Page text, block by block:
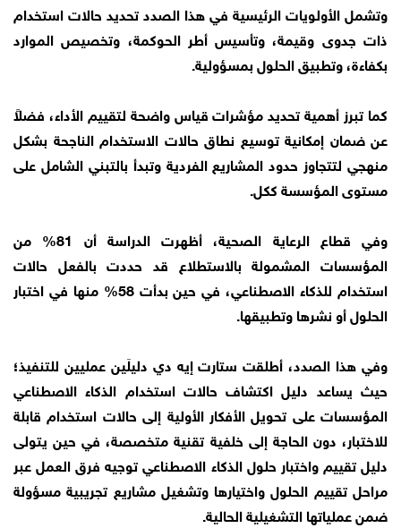
وتشمل الأولويات الرئيسية في هذا الصدد تحديد حالات استخدام
ذات جدوى وقيمة، وتأسيس أطر الحوكمة، وتخصيص الموارد
بكفاءة، وتطبيق الحلول بمسؤولية.
كما تبرز أهمية تحديد مؤشرات قياس واضحة لتقييم الأداء، فضلاً
عن ضمان إمكانية توسيع نطاق حالات الاستخدام الناجحة بشكل
منهجي لتتجاوز حدود المشاريع الفردية وتبدأ بالتبني الشامل على
مستوى المؤسسة ككل.
وفي قطاع الرعاية الصحية، أظهرت الدراسة أن 81% من
المؤسسات المشمولة بالاستطلاع قد حددت بالفعل حالات
استخدام للذكاء الاصطناعي، في حين بدأت 58% منها في اختبار
الحلول أو نشرها وتطبيقها.
وفي هذا الصدد، أطلقت ستارت إيه دي دليلَين عمليين للتنفيذ؛
حيث يساعد دليل اكتشاف حالات استخدام الذكاء الاصطناعي
المؤسسات على تحويل الأفكار الأولية إلى حالات استخدام قابلة
للاختبار، دون الحاجة إلى خلفية تقنية متخصصة، في حين يتولى
دليل تقييم واختبار حلول الذكاء الاصطناعي توجيه فرق العمل عبر
مراحل تقييم الحلول واختيارها وتشغيل مشاريع تجريبية مسؤولة
ضمن عملياتها التشغيلية الحالية.